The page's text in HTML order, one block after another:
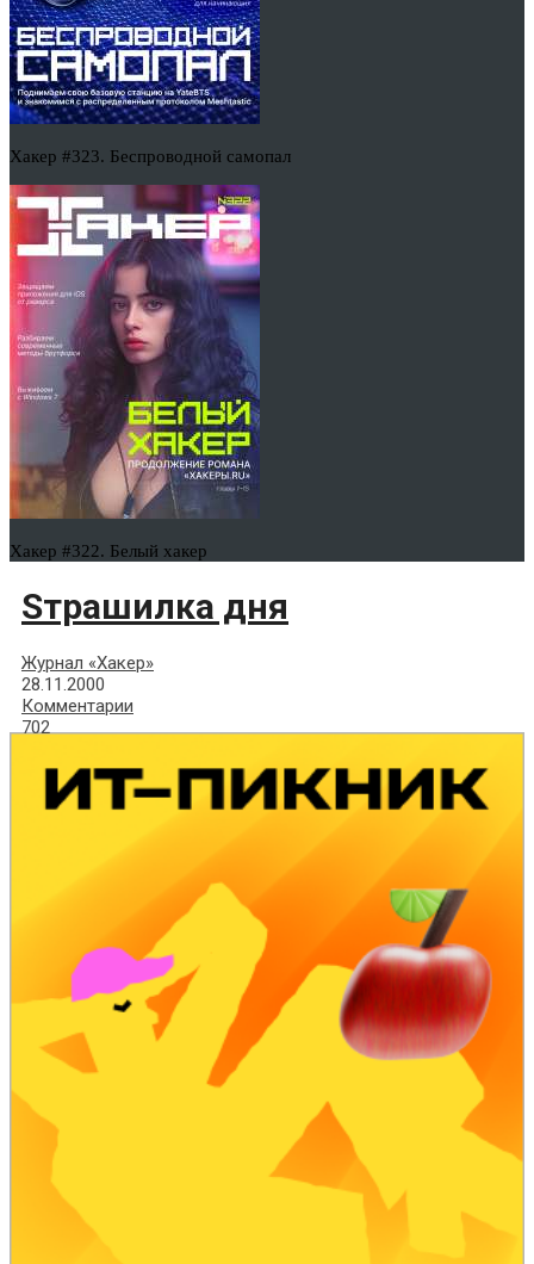
Хакер #323. Беспроводной самопал
Хакер #322. Белый хакер
Sтрашилка дня
Журнал «Хакер»
28.11.2000
Комментарии
702